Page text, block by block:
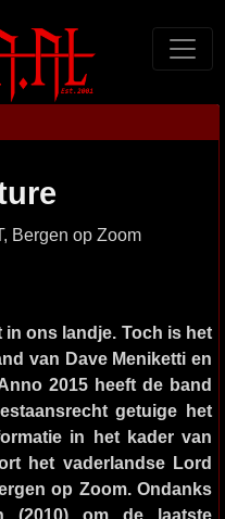
Bergen op Zoom
in ons landje. Toch is het
van Dave Meniketti en
2015 heeft de band
getuige het
in het kader van
het vaderlandse Lord
op Zoom. Ondanks
(2010) om de laatste